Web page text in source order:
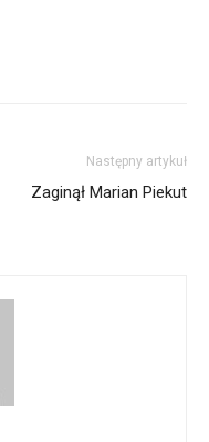
Następny artykuł
Zaginął Marian Piekut